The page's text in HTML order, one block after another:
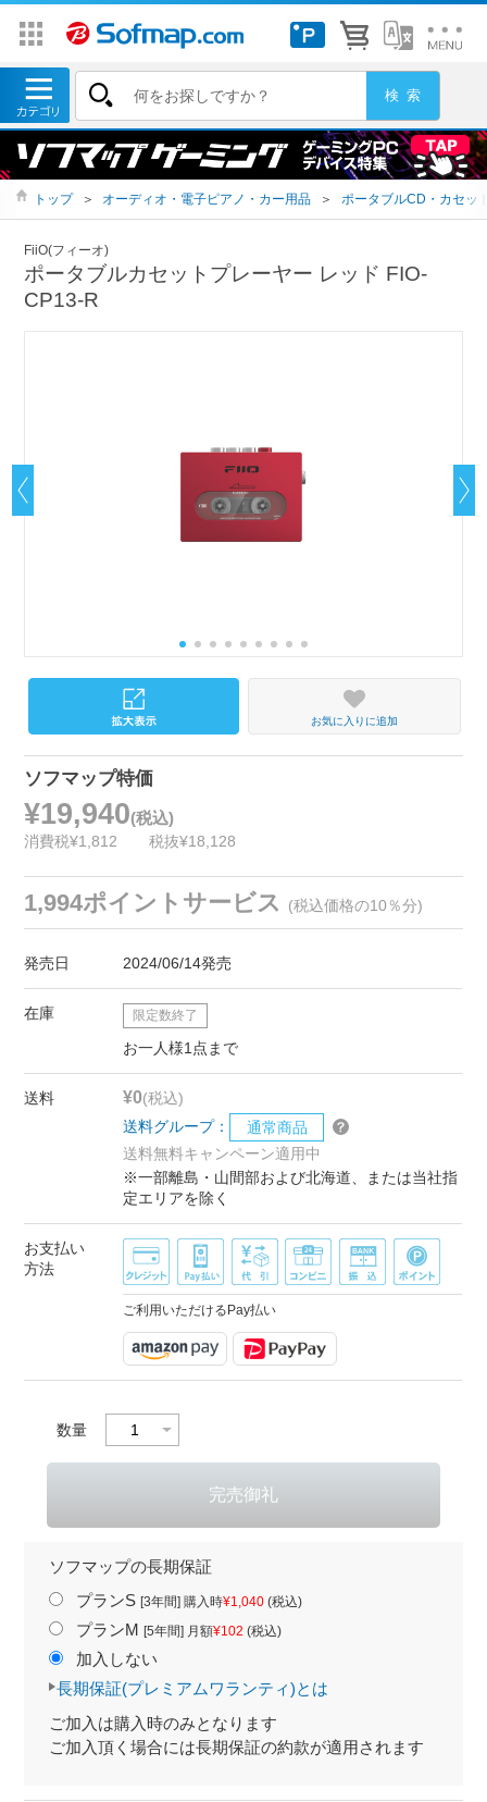
トップ ＞ オーディオ・電子ピアノ・カー用品 ＞ ポータブルCD・カセッ
FiiO(フィーオ)
ポータブルカセットプレーヤー レッド FIO-
CP13-R
お気に入りに追加
ソフマップ特価
¥19,940(税込)
消費税¥1,812 税抜¥18,128
1,994ポイントサービス (税込価格の10％分)
発売日 2024/06/14発売
在庫 限定数終了
お一人様1点まで
送料 ¥0(税込)
送料グループ：
通常商品
送料無料キャンペーン適用中
※一部離島・山間部および北海道、または当社指
定エリアを除く
お支払い
方法
ご利用いただけるPay払い
数量
ソフマップの長期保証
プランS [3年間] 購入時¥1,040(税込)
プランM [5年間] 月額¥102 (税込)
加入しない
長期保証(プレミアムワランティ)とは
ご加入は購入時のみとなります
ご加入頂く場合には長期保証の約款が適用されます